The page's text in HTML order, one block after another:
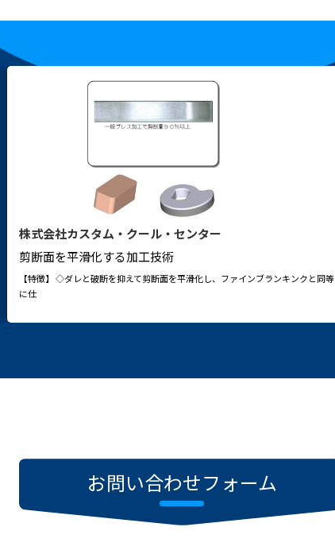
株式会社カスタム・クール・センター
剪断面を平滑化する加工技術
【特徴】 ◇ダレと破断を抑えて剪断面を平滑化し、ファインブランキンクと同等
に仕
お問い合わせフォーム